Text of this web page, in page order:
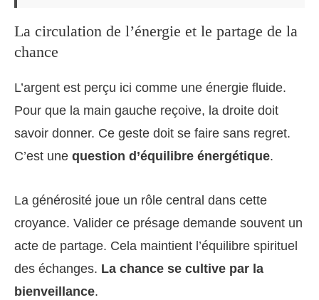
La circulation de l’énergie et le partage de la
chance
L’argent est perçu ici comme une énergie fluide.
Pour que la main gauche reçoive, la droite doit
savoir donner. Ce geste doit se faire sans regret.
C’est une question d’équilibre énergétique.
La générosité joue un rôle central dans cette
croyance. Valider ce présage demande souvent un
acte de partage. Cela maintient l’équilibre spirituel
des échanges. La chance se cultive par la
bienveillance.